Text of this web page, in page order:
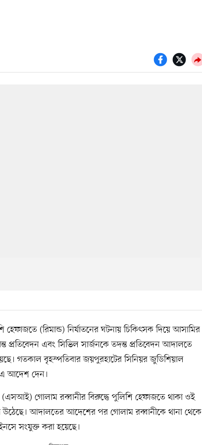
(রিমান্ড) নির্যাতনের ঘটনায় চিকিৎসক দিয়ে আসামির
প্রতিবেদন এবং সিভিল সার্জনকে তদন্ত প্রতিবেদন আদালতে
গতকাল বৃহস্পতিবার জয়পুরহাটের সিনিয়র জুডিশিয়াল
এ আদেশ দেন।
গোলাম রব্বানীর বিরুদ্ধে পুলিশি হেফাজতে থাকা ওই
উঠেছে। আদালতের আদেশের পর গোলাম রব্বানীকে থানা থেকে
সংযুক্ত করা হয়েছে।